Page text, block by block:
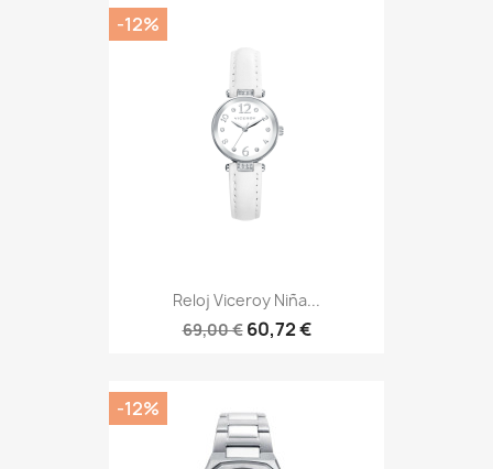
Reloj Viceroy Niña...
69,00 € 60,72 €
-12%
-12%